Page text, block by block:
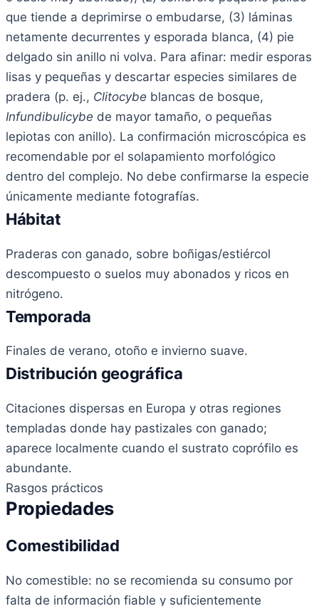
que tiende a deprimirse o embudarse, (3) láminas
netamente decurrentes y esporada blanca, (4) pie
delgado sin anillo ni volva. Para afinar: medir esporas
lisas y pequeñas y descartar especies similares de
pradera (p. ej., Clitocybe blancas de bosque,
Infundibulicybe de mayor tamaño, o pequeñas
lepiotas con anillo). La confirmación microscópica es
recomendable por el solapamiento morfológico
dentro del complejo. No debe confirmarse la especie
únicamente mediante fotografías.
Hábitat
Praderas con ganado, sobre boñigas/estiércol
descompuesto o suelos muy abonados y ricos en
nitrógeno.
Temporada
Finales de verano, otoño e invierno suave.
Distribución geográfica
Citaciones dispersas en Europa y otras regiones
templadas donde hay pastizales con ganado;
aparece localmente cuando el sustrato coprófilo es
abundante.
Rasgos prácticos
Propiedades
Comestibilidad
No comestible: no se recomienda su consumo por
falta de información fiable y suficientemente